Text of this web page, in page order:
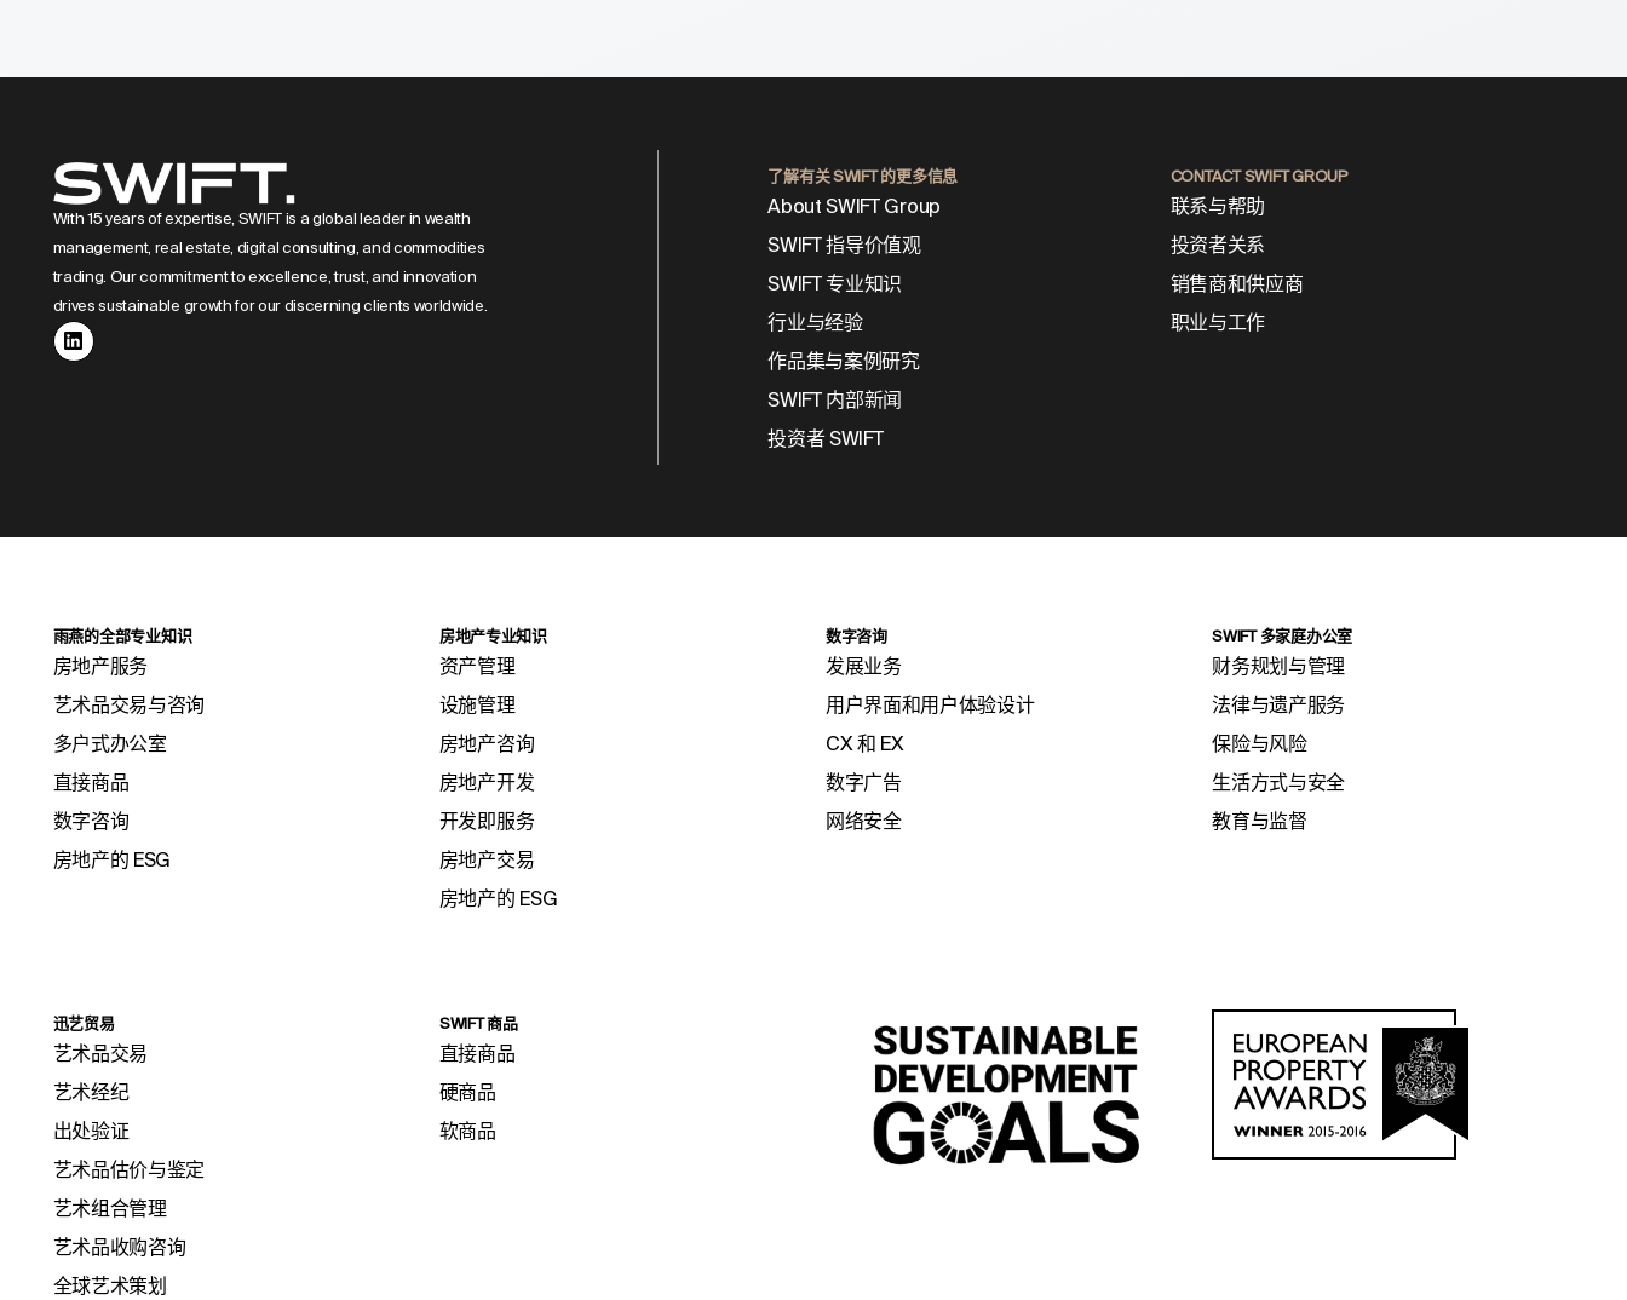
With 15 years of expertise, SWIFT is a global leader in wealth
management, real estate, digital consulting, and commodities
trading. Our commitment to excellence, trust, and innovation
drives sustainable growth for our discerning clients worldwide.
了解有关 SWIFT 的更多信息
About SWIFT Group
SWIFT 指导价值观
SWIFT 专业知识
行业与经验
作品集与案例研究
SWIFT 内部新闻
投资者 SWIFT
CONTACT SWIFT GROUP
联系与帮助
投资者关系
销售商和供应商
职业与工作
雨燕的全部专业知识
房地产服务
艺术品交易与咨询
多户式办公室
直接商品
数字咨询
房地产的 ESG
房地产专业知识
资产管理
设施管理
房地产咨询
房地产开发
开发即服务
房地产交易
房地产的 ESG
数字咨询
发展业务
用户界面和用户体验设计
CX 和 EX
数字广告
网络安全
SWIFT 多家庭办公室
财务规划与管理
法律与遗产服务
保险与风险
生活方式与安全
教育与监督
迅艺贸易
艺术品交易
艺术经纪
出处验证
艺术品估价与鉴定
艺术组合管理
艺术品收购咨询
全球艺术策划
SWIFT 商品
直接商品
硬商品
软商品